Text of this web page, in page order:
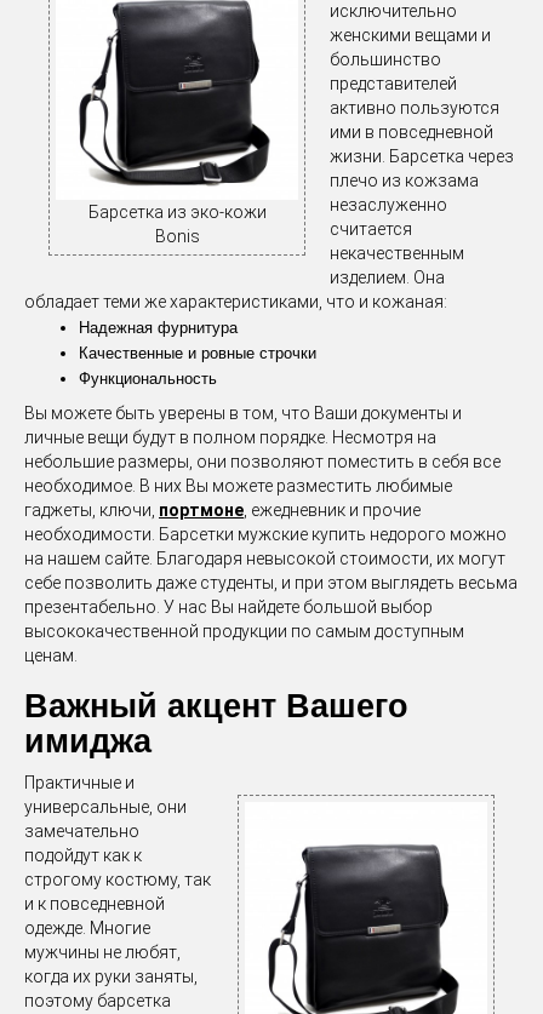
Барсетка из эко-кожи
Bonis
исключительно
женскими вещами и
большинство
представителей
активно пользуются
ими в повседневной
жизни. Барсетка через
плечо из кожзама
незаслуженно
считается
некачественным
изделием. Она
обладает теми же характеристиками, что и кожаная:
Надежная фурнитура
Качественные и ровные строчки
Функциональность
Вы можете быть уверены в том, что Ваши документы и
личные вещи будут в полном порядке. Несмотря на
небольшие размеры, они позволяют поместить в себя все
необходимое. В них Вы можете разместить любимые
гаджеты, ключи, портмоне, ежедневник и прочие
необходимости. Барсетки мужские купить недорого можно
на нашем сайте. Благодаря невысокой стоимости, их могут
себе позволить даже студенты, и при этом выглядеть весьма
презентабельно. У нас Вы найдете большой выбор
высококачественной продукции по самым доступным
ценам.
Важный акцент Вашего
имиджа
Практичные и
универсальные, они
замечательно
подойдут как к
строгому костюму, так
и к повседневной
одежде. Многие
мужчины не любят,
когда их руки заняты,
поэтому барсетка